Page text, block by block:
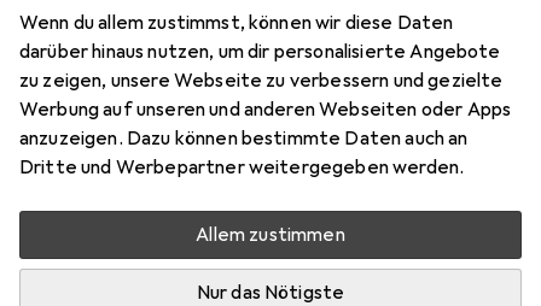
Wenn du allem zustimmst, können wir diese Daten
darüber hinaus nutzen, um dir personalisierte Angebote
zu zeigen, unsere Webseite zu verbessern und gezielte
Werbung auf unseren und anderen Webseiten oder Apps
anzuzeigen. Dazu können bestimmte Daten auch an
Dritte und Werbepartner weitergegeben werden.
Allem zustimmen
Nur das Nötigste
NEWS & TRENDS
Diese Spiele wurden an der
State of Play im Juni 2026
vorgestellt
3-6-2026